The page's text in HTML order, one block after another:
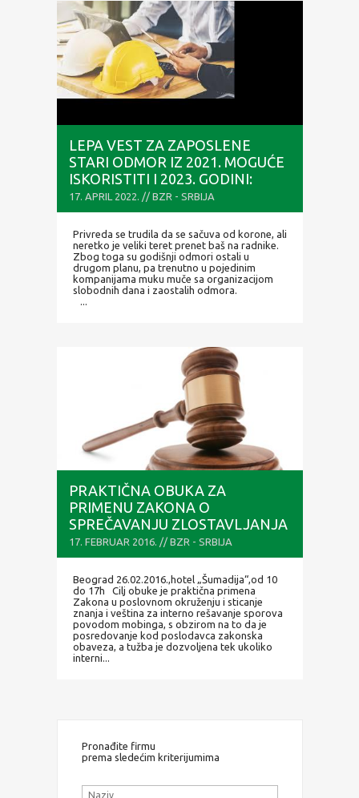
LEPA VEST ZA ZAPOSLENE
STARI ODMOR IZ 2021. MOGUĆE
ISKORISTITI I 2023. GODINI:
JEDAN JE USLOV
17. APRIL 2022. // BZR - SRBIJA
Privreda se trudila da se sačuva od korone, ali
neretko je veliki teret prenet baš na radnike.
Zbog toga su godišnji odmori ostali u
drugom planu, pa trenutno u pojedinim
kompanijama muku muče sa organizacijom
slobodnih dana i zaostalih odmora.
PRAKTIČNA OBUKA ZA
PRIMENU ZAKONA O
SPREČAVANJU ZLOSTAVLJANJA
NA RADU
17. FEBRUAR 2016. // BZR - SRBIJA
Beograd 26.02.2016.,hotel „Šumadija“,od 10
do 17h Cilj obuke je praktična primena
Zakona u poslovnom okruženju i sticanje
znanja i veština za interno rešavanje sporova
povodom mobinga, s obzirom na to da je
posredovanje kod poslodavca zakonska
obaveza, a tužba je dozvoljena tek ukoliko
interni...
Pronađite firmu
prema sledećim kriterijumima